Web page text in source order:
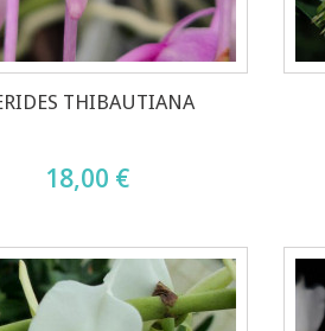
THIBAUTIANA
18,00 €